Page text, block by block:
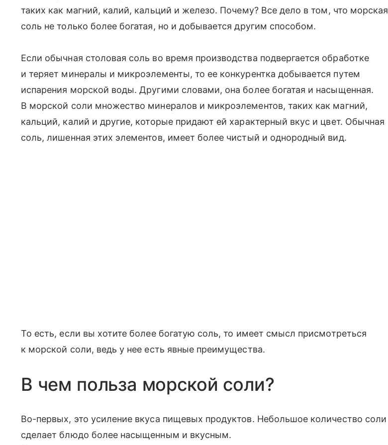
таких как магний, калий, кальций и железо. Почему? Все дело в том, что морская
соль не только более богатая, но и добывается другим способом.
Если обычная столовая соль во время производства подвергается обработке
и теряет минералы и микроэлементы, то ее конкурентка добывается путем
испарения морской воды. Другими словами, она более богатая и насыщенная.
В морской соли множество минералов и микроэлементов, таких как магний,
кальций, калий и другие, которые придают ей характерный вкус и цвет. Обычная
соль, лишенная этих элементов, имеет более чистый и однородный вид.
То есть, если вы хотите более богатую соль, то имеет смысл присмотреться
к морской соли, ведь у нее есть явные преимущества.
В чем польза морской соли?
Во-первых, это усиление вкуса пищевых продуктов. Небольшое количество соли
сделает блюдо более насыщенным и вкусным.